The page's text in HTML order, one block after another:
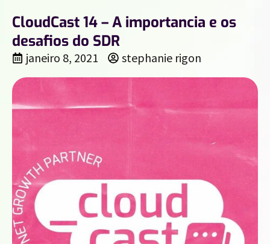
CloudCast 14 – A importancia e os
desafios do SDR
janeiro 8, 2021 stephanie rigon